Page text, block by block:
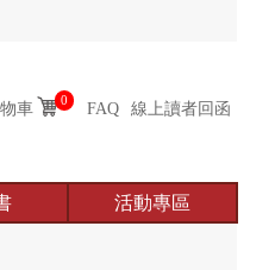
車 0 FAQ 線上讀者回函
活動專區